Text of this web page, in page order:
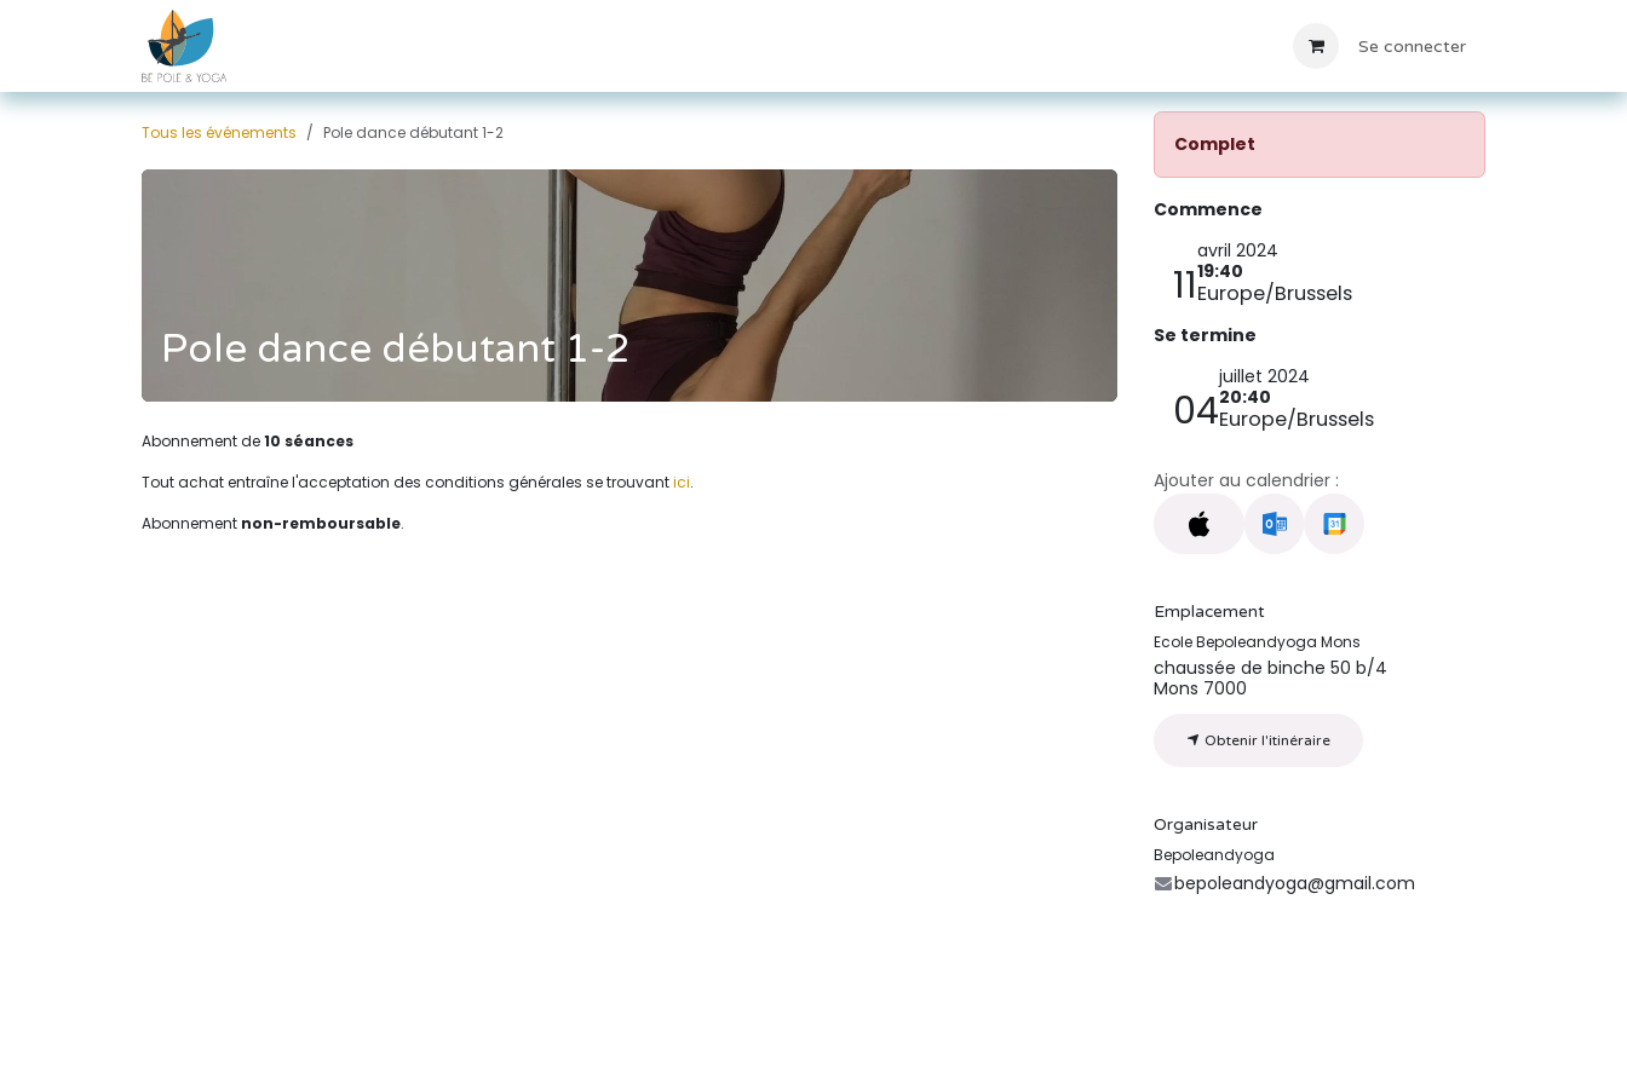
Se connecter
Tous les événements Pole dance débutant 1-2
Pole dance débutant 1-2
Abonnement de10 séances
Tout achat entraîne l'acceptation des conditions générales se trouvantici.
Abonnement non-remboursable.
Complet
Commence
11
avril 2024
19:40
Europe/Brussels
Se termine
04
juillet 2024
20:40
Europe/Brussels
Ajouter au calendrier :
Emplacement
Ecole Bepoleandyoga Mons
chaussée de binche 50 b/4
Mons 7000
Obtenir l'itinéraire
Organisateur
Bepoleandyoga
bepoleandyoga@gmail.com